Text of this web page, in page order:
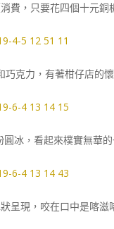
費，只要花四個十元銅
克力，有著柑仔店的懷
冰，看起來樸實無華的
呈現，咬在口中是喀滋